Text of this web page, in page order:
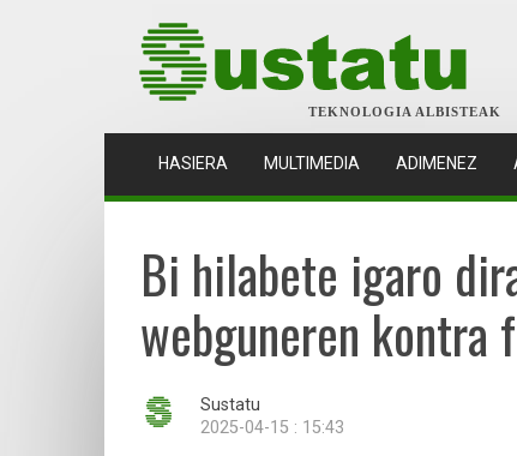
TEKNOLOGIA ALBISTEAK
HASIERA (CURRENT)
MULTIMEDIA ADIMENEZ
Bi hilabete igaro
webguneren kontra
Sustatu
2025-04-15 : 15:43